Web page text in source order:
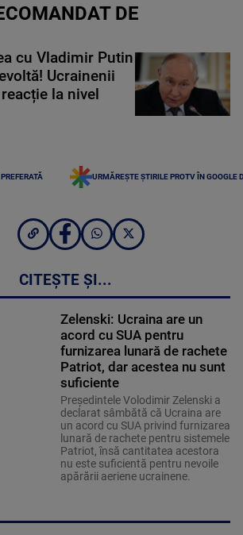
DE
cu Vladimir Putin
Ucrainenii
la nivel
URMĂREȘTE ȘTIRILE PROTV ÎN GOOGLE
CITEȘTE ȘI...
Zelenski: Ucraina are un
acord cu SUA pentru
furnizarea lunară de rachete
Patriot, dar acestea nu sunt
suficiente
Preşedintele Volodimir Zelenski a
declarat sâmbătă că Ucraina are
un acord cu SUA privind furnizarea
lunară de rachete pentru sistemele
Patriot, însă cantitatea acestora
nu este suficientă pentru nevoile
apărării aeriene ucrainene.